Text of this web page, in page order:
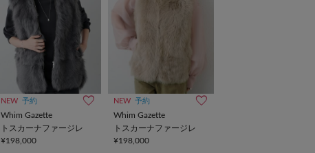
NEW 予約
Whim Gazette
トスカーナファージレ
¥198,000
NEW 予約
Whim Gazette
トスカーナファージレ
¥198,000